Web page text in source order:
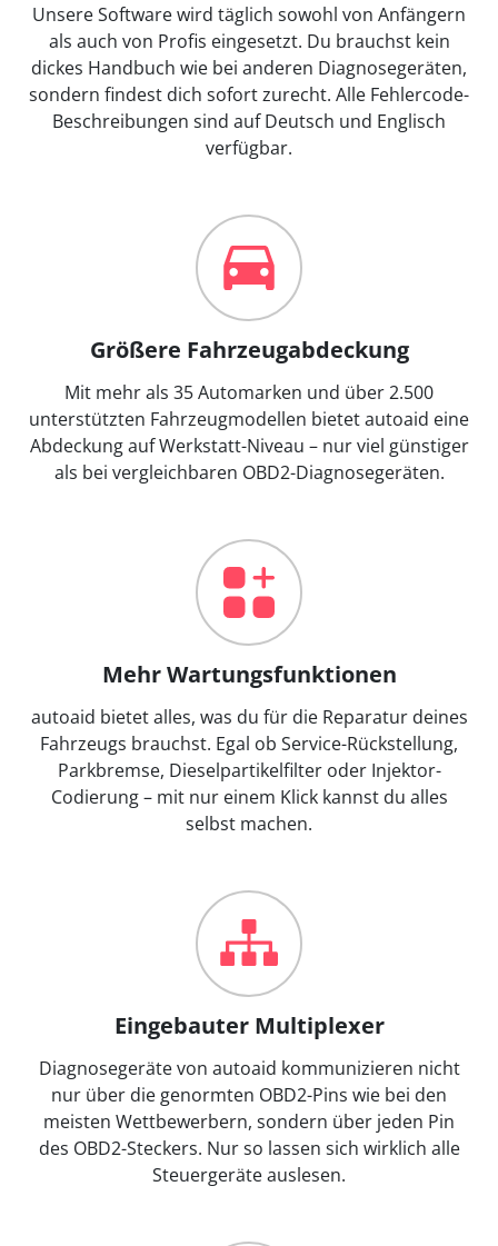
Unsere Software wird täglich sowohl von Anfängern
als auch von Profis eingesetzt. Du brauchst kein
dickes Handbuch wie bei anderen Diagnosegeräten,
sondern findest dich sofort zurecht. Alle Fehlercode-
Beschreibungen sind auf Deutsch und Englisch
verfügbar.
Größere Fahrzeugabdeckung
Mit mehr als 35 Automarken und über 2.500
unterstützten Fahrzeugmodellen bietet autoaid eine
Abdeckung auf Werkstatt-Niveau – nur viel günstiger
als bei vergleichbaren OBD2-Diagnosegeräten.
Mehr Wartungsfunktionen
autoaid bietet alles, was du für die Reparatur deines
Fahrzeugs brauchst. Egal ob Service-Rückstellung,
Parkbremse, Dieselpartikelfilter oder Injektor-
Codierung – mit nur einem Klick kannst du alles
selbst machen.
Eingebauter Multiplexer
Diagnosegeräte von autoaid kommunizieren nicht
nur über die genormten OBD2-Pins wie bei den
meisten Wettbewerbern, sondern über jeden Pin
des OBD2-Steckers. Nur so lassen sich wirklich alle
Steuergeräte auslesen.